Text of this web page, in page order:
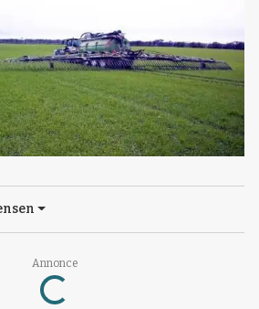
Annonce
Loading...